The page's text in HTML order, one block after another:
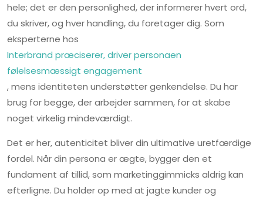
hele; det er den personlighed, der informerer hvert ord,
du skriver, og hver handling, du foretager dig. Som
eksperterne hos
Interbrand præciserer, driver personaen
følelsesmæssigt engagement
, mens identiteten understøtter genkendelse. Du har
brug for begge, der arbejder sammen, for at skabe
noget virkelig mindeværdigt.
Det er her, autenticitet bliver din ultimative uretfærdige
fordel. Når din persona er ægte, bygger den et
fundament af tillid, som marketinggimmicks aldrig kan
efterligne. Du holder op med at jagte kunder og